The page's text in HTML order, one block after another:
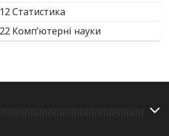
Статистика
Комп’ютерні науки